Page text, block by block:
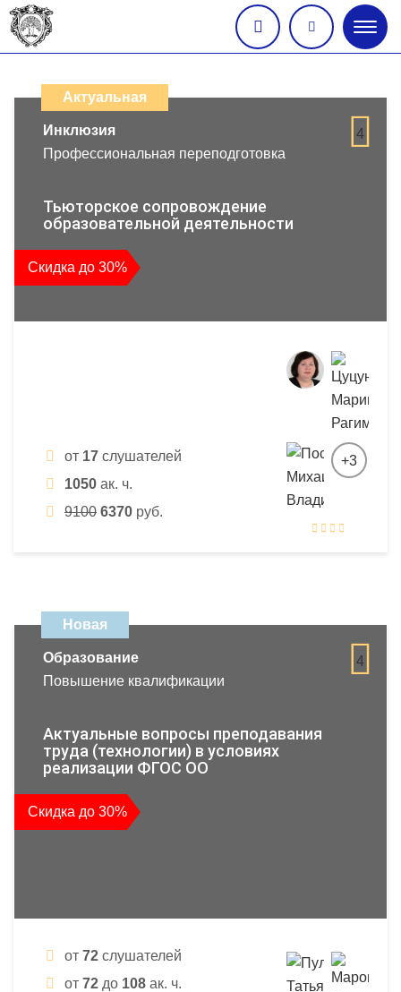
меню
дистанционных
образовательных
повышения
квалификации
и
профессиональной
Актуальная
4
Инклюзия
Профессиональная переподготовка
Тьюторское сопровождение
образовательной деятельности
Скидка до 30%
от 17 слушателей
1050 ак. ч.
9100 6370 руб.
+3
Новая
4
Образование
Повышение квалификации
Актуальные вопросы преподавания
труда (технологии) в условиях
реализации ФГОС ОО
Скидка до 30%
от 72 слушателей
от 72 до 108 ак. ч.